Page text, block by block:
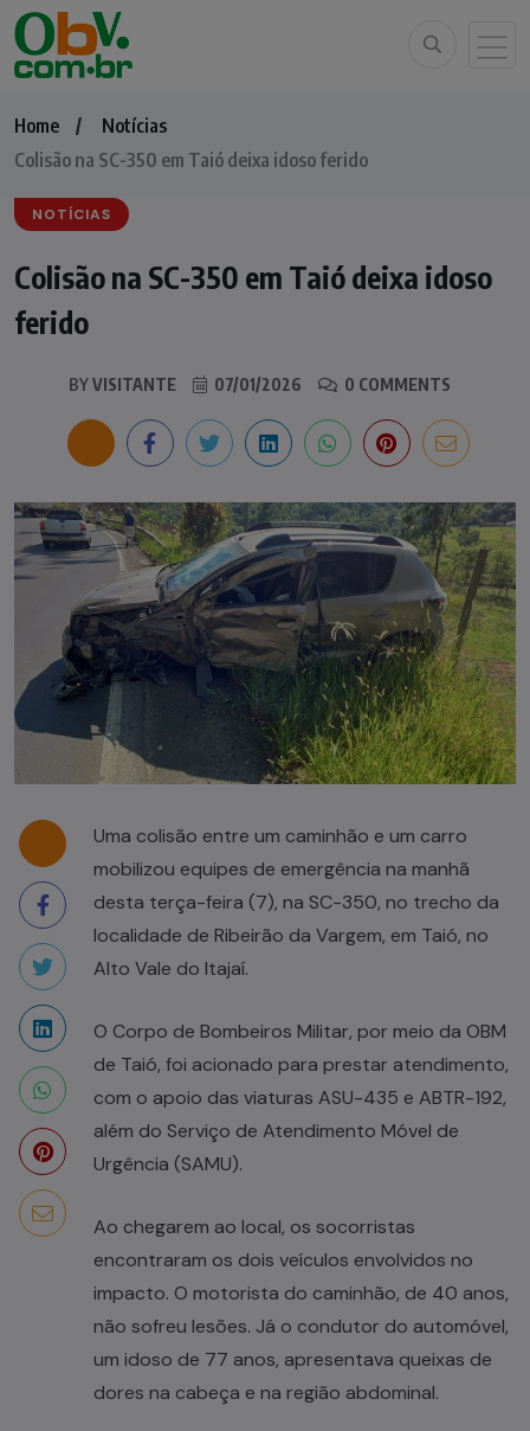
Home
Notícias
Colisão na SC-350 em Taió deixa idoso ferido
NOTÍCIAS
Colisão na SC-350 em Taió deixa idoso
ferido
BYVISITANTE 07/01/2026 0 COMMENTS
Uma colisão entre um caminhão e um carro
mobilizou equipes de emergência na manhã
desta terça-feira (7), na SC-350, no trecho da
localidade de Ribeirão da Vargem, em Taió, no
Alto Vale do Itajaí.
O Corpo de Bombeiros Militar, por meio da OBM
de Taió, foi acionado para prestar atendimento,
com o apoio das viaturas ASU-435 e ABTR-192,
além do Serviço de Atendimento Móvel de
Urgência (SAMU).
Ao chegarem ao local, os socorristas
encontraram os dois veículos envolvidos no
impacto. O motorista do caminhão, de 40 anos,
não sofreu lesões. Já o condutor do automóvel,
um idoso de 77 anos, apresentava queixas de
dores na cabeça e na região abdominal.